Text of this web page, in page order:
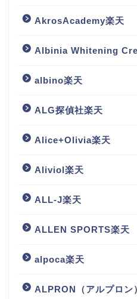
AkrosAcademy楽天
Albinia Whitening
albino楽天
ALG探偵社楽天
Alice+Olivia楽天
Aliviol楽天
ALL-J楽天
ALLEN SPORTS楽天
alpoca楽天
ALPRON（アルプロン